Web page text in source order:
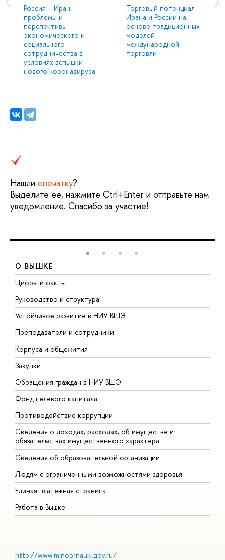
Россия – Иран:
проблемы и
перспективы
экономического и
социального
сотрудничества в
условиях вспышки
нового коронавируса
Торговый потенциал
Ирана и России на
основе традиционных
моделей
международной
торговли
Нашли опечатку?
Выделите её, нажмите Ctrl+Enter и отправьте нам
уведомление. Спасибо за участие!
О ВЫШКЕ
Цифры и факты
Руководство и структура
Устойчивое развитие в НИУ ВШЭ
Преподаватели и сотрудники
Корпуса и общежития
Закупки
Обращения граждан в НИУ ВШЭ
Фонд целевого капитала
Противодействие коррупции
Сведения о доходах, расходах, об имуществе и
обязательствах имущественного характера
Сведения об образовательной организации
Людям с ограниченными возможностями здоровья
Единая платежная страница
Работа в Вышке
http://www.minobrnauki.gov.ru/